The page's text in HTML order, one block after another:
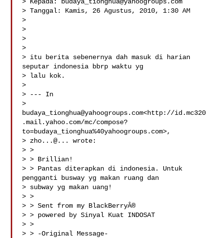
> Tanggal: Kamis, 26 Agustus, 2010, 1:30 AM
>
>
>
>
> itu berita sebenernya dah masuk di harian
seputar indonesia bbrp waktu yg
> lalu kok.
>
> --- In
budaya_tionghua@yahoogroups.com<http://id.mc320
.mail.yahoo.com/mc/compose?
to=budaya_tionghua%40yahoogroups.com>,
> zho...@... wrote:
> >
> > Brillian!
> > Pantas diterapkan di indonesia. Untuk
pengganti busway yg makan ruang dan
> subway yg makan uang!
> >
> > Sent from my BlackBerryÂ®
> > powered by Sinyal Kuat INDOSAT
> >
> > -Original Message-